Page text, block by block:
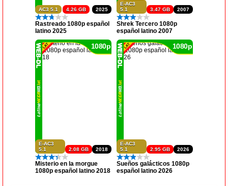
AC3 5.1 2025
4.26 GB
Rastreado 1080p español
latino 2025
E-AC3
5.1
2007
3.47 GB
Shrek Tercero 1080p
español latino 2007
E-AC3
5.1
2018
2.08 GB
1080p
Misterio en la morgue
1080p español latino 2018
E-AC3
5.1
2026
2.95 GB
1080p
Sueños galácticos 1080p
español latino 2026